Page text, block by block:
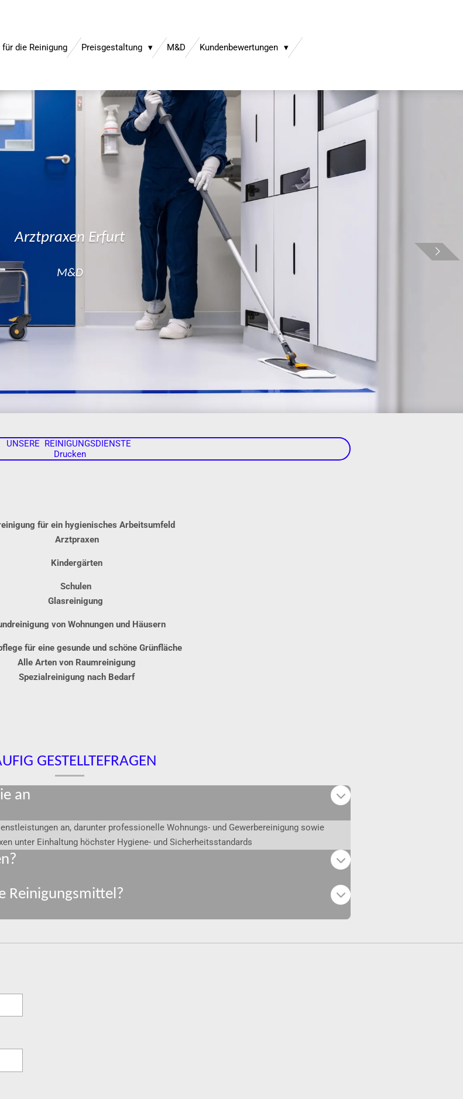
die Reinigung Preisgestaltung M&D Kundenbewertungen
Arztpraxen Erfurt
M&D
UNSERE REINIGUNGSDIENSTE
Drucken
für ein hygienisches Arbeitsumfeld
Arztpraxen
Kindergärten
Schulen
Glasreinigung
von Wohnungen und Häusern
für eine gesunde und schöne Grünfläche
Alle Arten von Raumreinigung
Spezialreinigung nach Bedarf
UFIG GESTELLTEFRAGEN
an
an, darunter professionelle Wohnungs- und Gewerbereinigung sowie
unter Einhaltung höchster Hygiene- und Sicherheitsstandards
Reinigungsmittel?